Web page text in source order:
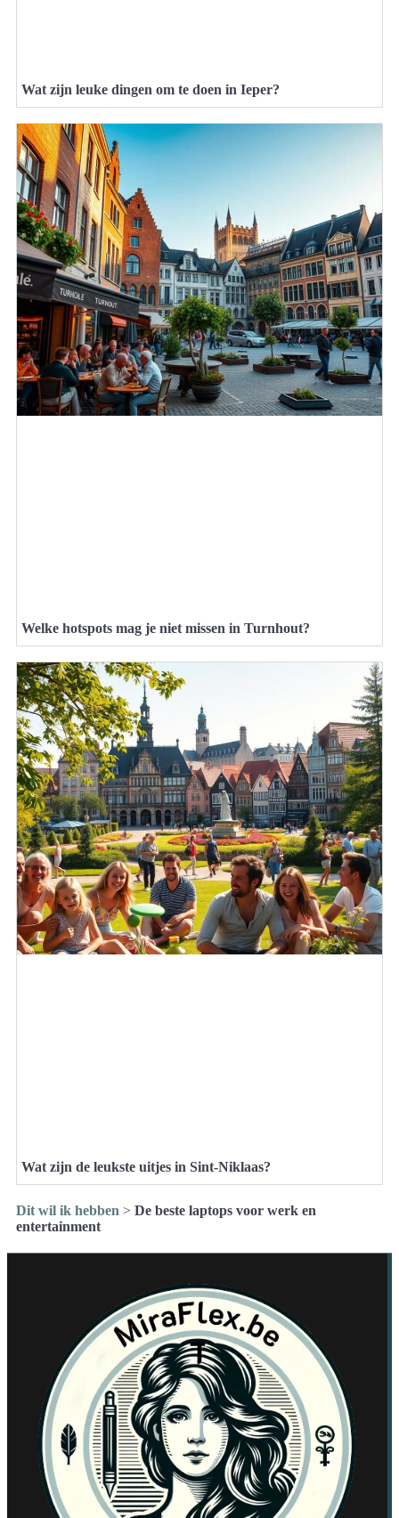
Wat zijn leuke dingen om te doen in Ieper?
Welke hotspots mag je niet missen in Turnhout?
Wat zijn de leukste uitjes in Sint-Niklaas?
Dit wil ik hebben > De beste laptops voor werk en
entertainment